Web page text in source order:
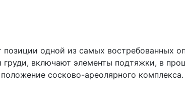
позиции одной из самых востребованных
включают элементы подтяжки, в
сосково-ареолярного комплекса.